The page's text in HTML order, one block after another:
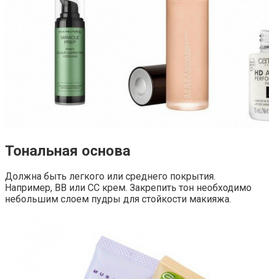
Тональная основа
Должна быть легкого или среднего покрытия.
Например, BB или CC крем. Закрепить тон необходимо
небольшим слоем пудры для стойкости макияжа.